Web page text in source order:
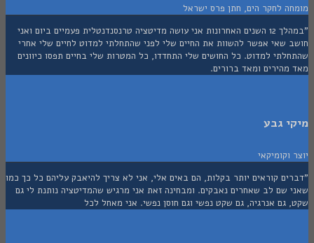
לחקר הים, חתן פרס ישראל
"במהלך 12 השנים האחרונות אני עושה מדיטציה טרנסנדנטלית פעמיים ביום ואני
שאי אפשר להשוות את החיים שלי לפני שהתחלתי למדוט לחיים שלי אחרי
למדוט. כל החושים שלי התחדדו, כל המטרות שלי בחיים תפסו כיוונים
ומאד ברורים.
גבע
קוראים יותר בקלות, הם באים אלי, אני לא צריך להיאבק עליהם כל כך כמו
שם לב שאחרים נאבקים. ומבחינה זאת אני מרגיש שהמדיטציה נותנת לי גם
אנרגיה, גם שקט נפשי וגם חוסן נפשי. אני מאחל לכל